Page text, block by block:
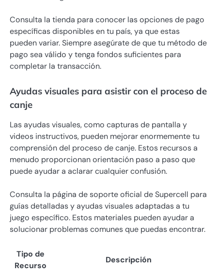
Consulta la tienda para conocer las opciones de pago
específicas disponibles en tu país, ya que estas
pueden variar. Siempre asegúrate de que tu método de
pago sea válido y tenga fondos suficientes para
completar la transacción.
Ayudas visuales para asistir con el proceso de
canje
Las ayudas visuales, como capturas de pantalla y
videos instructivos, pueden mejorar enormemente tu
comprensión del proceso de canje. Estos recursos a
menudo proporcionan orientación paso a paso que
puede ayudar a aclarar cualquier confusión.
Consulta la página de soporte oficial de Supercell para
guías detalladas y ayudas visuales adaptadas a tu
juego específico. Estos materiales pueden ayudar a
solucionar problemas comunes que puedas encontrar.
Tipo de
Recurso
Descripción